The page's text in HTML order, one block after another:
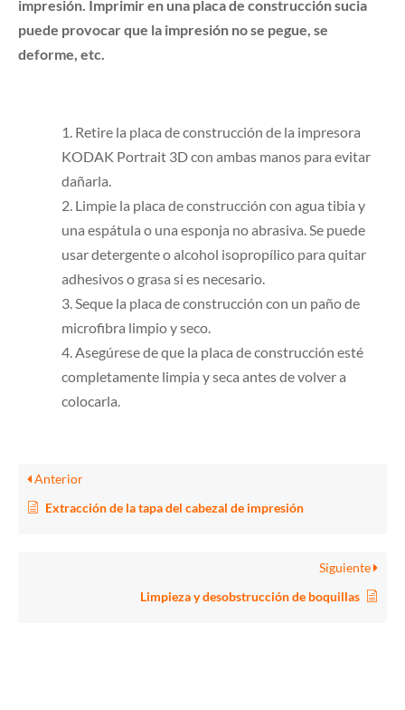
impresión. Imprimir en una placa de construcción sucia
puede provocar que la impresión no se pegue, se
deforme, etc.
Retire la placa de construcción de la impresora
KODAK Portrait 3D con ambas manos para evitar
dañarla.
Limpie la placa de construcción con agua tibia y
una espátula o una esponja no abrasiva. Se puede
usar detergente o alcohol isopropílico para quitar
adhesivos o grasa si es necesario.
Seque la placa de construcción con un paño de
microfibra limpio y seco.
Asegúrese de que la placa de construcción esté
completamente limpia y seca antes de volver a
colocarla.
Anterior
Extracción de la tapa del cabezal de impresión
Siguiente
Limpieza y desobstrucción de boquillas